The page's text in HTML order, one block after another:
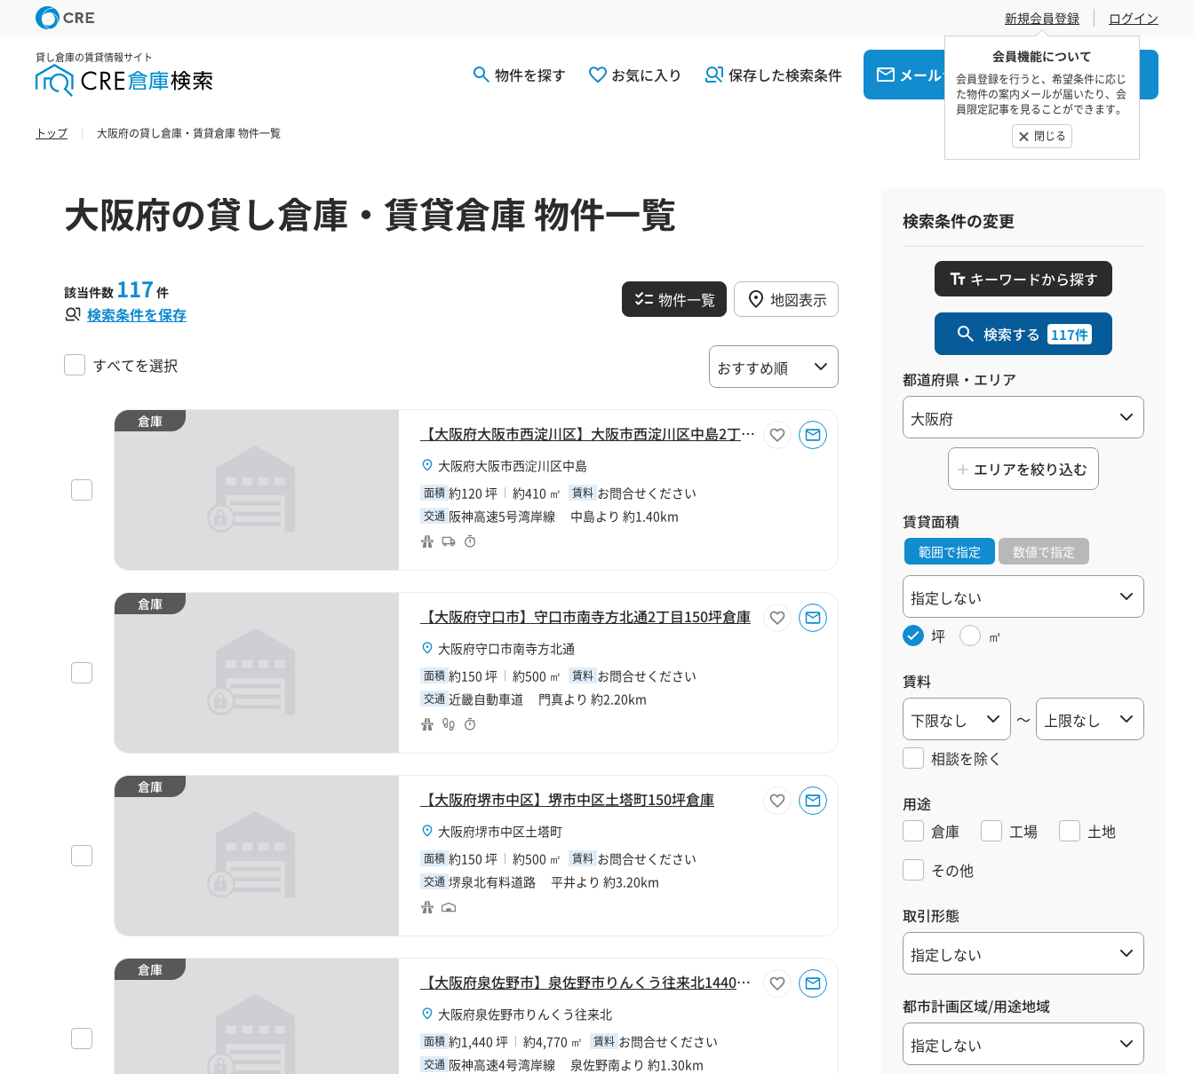
新規会員登録
会員機能について
会員登録を行うと、希望条件に応じ
た物件の案内メールが届いたり、会
員限定記事を見ることができます。
閉じる
ログイン
貸し倉庫の賃貸情報サイト
物件を探す お気に入り 保存した検索条件 メールでお問合せ 電話でお問合せ
トップ 大阪府の貸し倉庫・賃貸倉庫 物件一覧
大阪府の貸し倉庫・賃貸倉庫 物件一覧
該当件数 117 件
検索条件を保存
物件一覧 地図表示
すべてを選択
倉庫
【大阪府大阪市西淀川区】大阪市西淀川区中島2丁目120坪倉庫
大阪府大阪市西淀川区中島
面積 約120 坪 約410 ㎡ 賃料 お問合せください
交通 阪神高速5号湾岸線 中島より 約1.40km
倉庫
【大阪府守口市】守口市南寺方北通2丁目150坪倉庫
大阪府守口市南寺方北通
面積 約150 坪 約500 ㎡ 賃料 お問合せください
交通 近畿自動車道 門真より 約2.20km
倉庫
【大阪府堺市中区】堺市中区土塔町150坪倉庫
大阪府堺市中区土塔町
面積 約150 坪 約500 ㎡ 賃料 お問合せください
交通 堺泉北有料道路 平井より 約3.20km
倉庫
【大阪府泉佐野市】泉佐野市りんくう往来北1440坪倉庫
大阪府泉佐野市りんくう往来北
面積 約1,440 坪 約4,770 ㎡ 賃料 お問合せください
交通 阪神高速4号湾岸線 泉佐野南より 約1.30km
検索条件の変更
キーワードから探す
検索する 117件
都道府県・エリア
エリアを絞り込む
賃貸面積
範囲で指定 数値で指定
坪 ㎡
賃料
～
相談を除く
用途
倉庫
工場
土地
その他
取引形態
都市計画区域/用途地域